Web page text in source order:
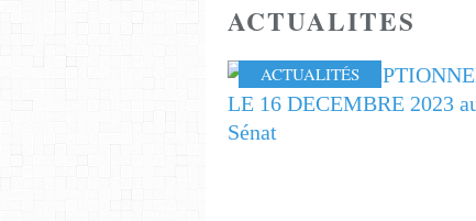
ACTUALITES
ACTUALITÉS